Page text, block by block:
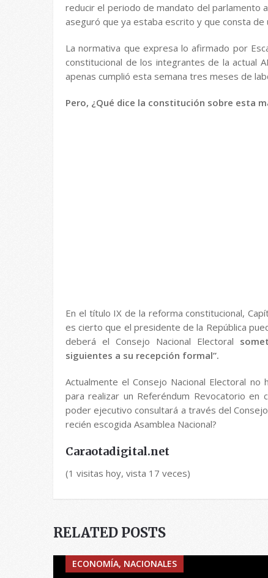
reducir el periodo de mandato del parlamento
aseguró que ya estaba escrito y que consta de
La normativa que expresa lo afirmado por
constitucional de los integrantes de la actual
apenas cumplió esta semana tres meses de
Pero, ¿Qué dice la constitución sobre esta
En el título IX de la reforma constitucional,
es cierto que el presidente de la República
deberá el Consejo Nacional Electoral
siguientes a su recepción formal”.
Actualmente el Consejo Nacional Electoral
para realizar un Referéndum Revocatorio en
poder ejecutivo consultará a través del
recién escogida Asamblea Nacional?
Caraotadigital.net
(1 visitas hoy, vista 17 veces)
RELATED POSTS
ECONOMÍA, NACIONALES